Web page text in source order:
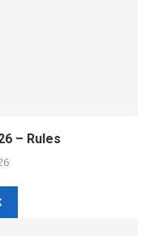
– Rules